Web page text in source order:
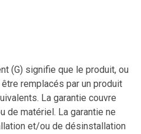
(G) signifie que le produit, ou
remplacés par un produit
La garantie couvre
de matériel. La garantie ne
et/ou de désinstallation